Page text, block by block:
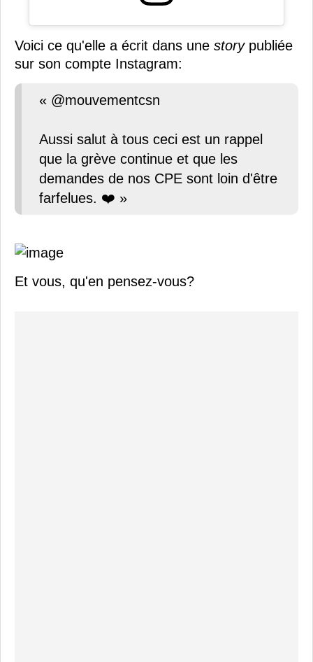
Voici ce qu'elle a écrit dans une storypubliée
sur son compte Instagram:
« @mouvementcsn
Aussi salut à tous ceci est un rappel
que la grève continue et que les
demandes de nos CPE sont loin d'être
farfelues. ❤️ »
Et vous, qu'en pensez-vous?